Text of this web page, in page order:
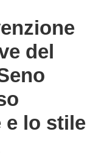
del
e lo stile